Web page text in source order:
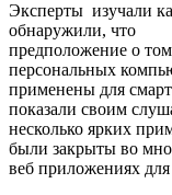
Эксперты изучали
обнаружили, что
предположение о
персональных
применены для
показали своим
несколько ярких
были закрыты во
веб приложениях